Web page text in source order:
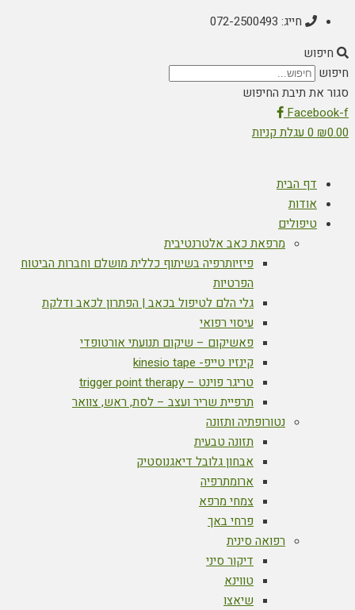
חייג: 072-2500493
חיפוש
חיפוש
סגור את תיבת החיפוש
Facebook-f
₪0.00
0 עגלת קניות
דף הבית
אודות
טיפולים
מרפאת כאב אלטרנטיבית
פיזיותרפיה בשיתוף כללית מושלם וחברות הביטוח
הפרטיות
גלי הלם לטיפול בכאב | הפתרון לכאב ודלקת
עיסוי רפואי
פאשיקום – שיקום תנועתי אורטופדי
קינזיו טייפ- kinesio tape
טריגר פוינט – trigger point therapy
תרפיית שריר ועצב – לסת, ראש, צוואר
נטורופתיה ותזונה
תזונה טבעית
אבחון גלובל דיאגנוסטיק
ארומתרפיה
צמחי מרפא
פרחי באך
רפואה סינית
דיקור סיני
טווינא
שיאצו